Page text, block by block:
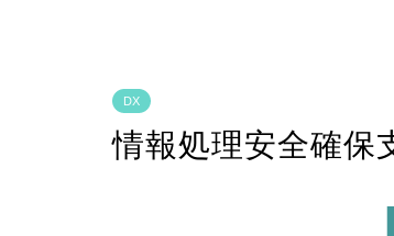
DX
情報処理安全確保